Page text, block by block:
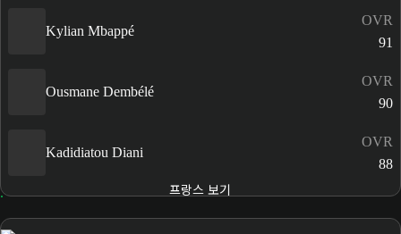
Kylian Mbappé
OVR
91
Ousmane Dembélé
OVR
90
Kadidiatou Diani
OVR
88
프랑스 보기